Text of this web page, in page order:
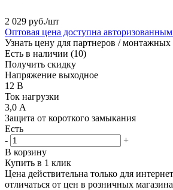
2 029 руб./шт
Оптовая цена доступна
Узнать цену для партнеров / монтажных
Есть в наличии (10)
Получить скидку
Напряжение выходное
12 В
Ток нагрузки
3,0 А
Защита от короткого замыкания
Есть
-
+
В корзину
Купить в 1 клик
Цена действительна только для
отличаться от цен в розничных